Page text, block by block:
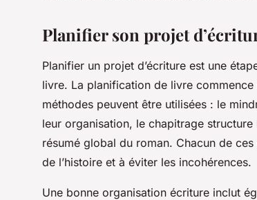
Planifier son projet
Planifier un projet d’écriture est une
livre. La planification de livre
méthodes peuvent être utilisées : le
leur organisation, le chapitrage
résumé global du roman. Chacun de
de l’histoire et à éviter les incohérences.
Une bonne organisation écriture inclut